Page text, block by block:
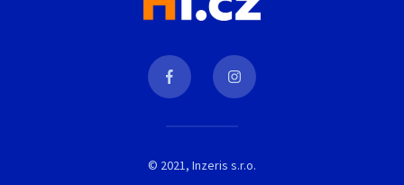
© 2021, Inzeris s.r.o.